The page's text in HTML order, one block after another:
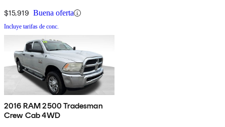
$15,919 Buena oferta
Incluye tarifas de conc.
2016 RAM 2500 Tradesman
Crew Cab 4WD